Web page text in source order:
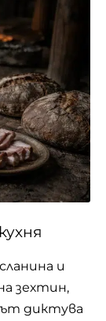
и
зехтин,
диктува